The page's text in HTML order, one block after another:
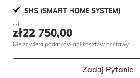
SHS (SMART HOME SYSTEM)
od
zł22 750,00
Nie zawiera podatków ani kosztów dostawy
Zadaj Pytanie